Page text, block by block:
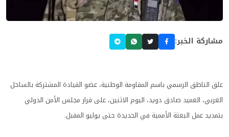
مشاركة الخبر:
علق الناطق الرسمي باسم المقاومة الوطنية، عضو القيادة المشتركة بالساحل
الغربي، العميد صادق دويد، اليوم الاثنين، على قرار مجلس الأمن الدولي
بتمديد عمل البعثة الأممية في الحديدة حتى يوليو المقبل.